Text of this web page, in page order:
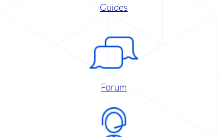
Guides
Forum